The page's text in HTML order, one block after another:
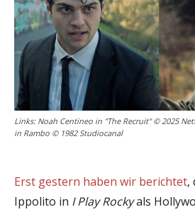
Links: Noah Centineo in "The Recruit" © 2025
in Rambo © 1982 Studiocanal
Erst gestern haben wir berichtet,
Ippolito in I Play Rockyals